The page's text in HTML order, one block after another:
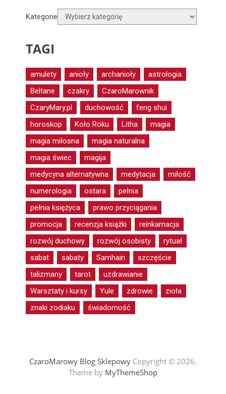
Kategorie
TAGI
amulety anioły archanioły
astrologia
Beltane
czakry
CzaroMarownik
CzaryMary.pl
duchowość
feng shui
horoskop
Koło Roku Litha
magia
magia miłosna
magia naturalna
magia świec
magija
medycyna alternatywna
medytacja
miłość
numerologia
ostara
pełnia
pełnia księżyca
prawo przyciągania
promocja
recenzja książki
reinkarnacja
rozwój duchowy
rozwój osobisty
rytuał
sabat
sabaty Samhain
szczęście
talizmany
tarot
uzdrawianie
Warsztaty i kursy
Yule zdrowie
zioła
znaki zodiaku
świadomość
CzaroMarowy Blog SklepowyCopyright © 2026.
Theme by MyThemeShop